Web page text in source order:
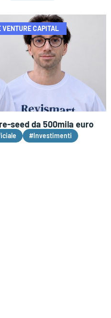
VENTURE CAPITAL
seed da 500mila euro
#Investimenti